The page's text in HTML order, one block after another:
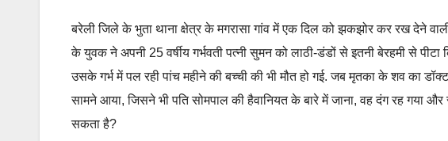
बरेली जिले के भुता थाना क्षेत्र के मगरासा गांव में एक दिल को झकझोर कर रख देने
के युवक ने अपनी 25 वर्षीय गर्भवती पत्नी सुमन को लाठी-डंडों से इतनी बेरहमी से पीटा
उसके गर्भ में पल रही पांच महीने की बच्ची की भी मौत हो गई. जब मृतका के शव का
सामने आया, जिसने भी पति सोमपाल की हैवानियत के बारे में जाना, वह दंग रह गया और
सकता है?